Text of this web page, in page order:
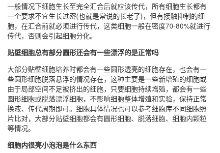
一般情况下细胞生长至完全汇合后就应该传代，所有细胞生长都有
一个要求不宜生长过密(也就是常说的长老了)，但有接触抑制的细
胞，在汇合前就必须进行传代，这类细胞一般在密度70-80%就进行
传代，否则会引起细胞分化。
贴壁细胞总有部分圆形还会有一些漂浮的是正常吗
大部分贴壁细胞培养时都会有一些圆形透亮的细胞存在，也会有一
些圆形细胞脱落悬浮的情况存在，这种主要是一些新增殖的细胞或
由于局部空间不足被挤出的细胞，只要细胞持续增殖，都会有一些
圆形细胞或脱落漂浮细胞，不影响细胞整体增殖和实验，保持正常
换液、传代周期即可。细胞具体情况也可以参考细胞库不同细胞照
片比对，大部分贴壁细胞都会有圆形细胞、脱落细胞、细胞内颗粒
等情况。
细胞内很亮小泡泡是什么东西